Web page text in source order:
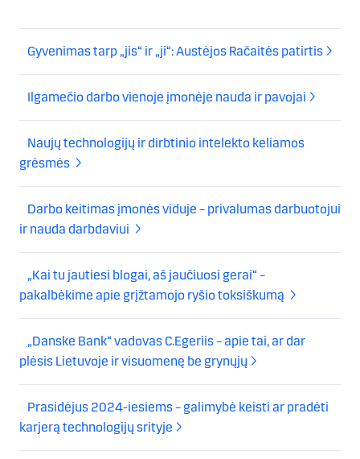
Gyvenimas tarp „jis“ ir „ji“: Austėjos Račaitės patirtis
Ilgamečio darbo vienoje įmonėje nauda ir pavojai
Naujų technologijų ir dirbtinio intelekto keliamos
grėsmės
Darbo keitimas įmonės viduje – privalumas darbuotojui
ir nauda darbdaviui
„Kai tu jautiesi blogai, aš jaučiuosi gerai“ –
pakalbėkime apie grįžtamojo ryšio toksiškumą
„Danske Bank“ vadovas C.Egeriis – apie tai, ar dar
plėsis Lietuvoje ir visuomenę be grynųjų
Prasidėjus 2024-iesiems – galimybė keisti ar pradėti
karjerą technologijų srityje